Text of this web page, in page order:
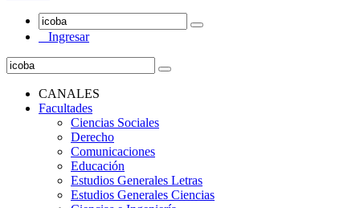
Ingresar
CANALES
Facultades
Ciencias Sociales
Derecho
Comunicaciones
Educación
Estudios Generales Letras
Estudios Generales Ciencias